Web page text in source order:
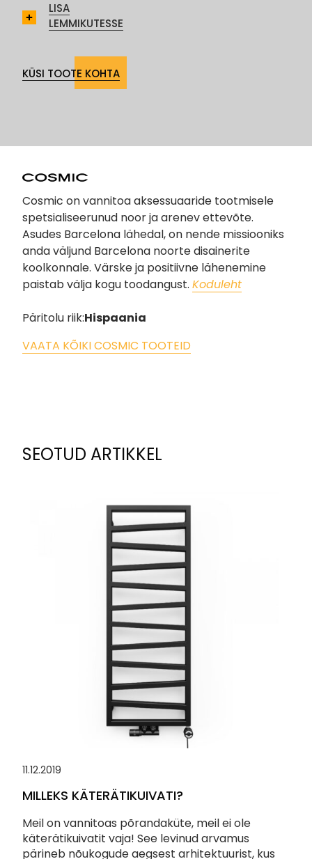
LISA
LEMMIKUTESSE
KÜSI TOOTE KOHTA
Cosmic on vannitoa aksessuaaride tootmisele
spetsialiseerunud noor ja arenev ettevõte.
Asudes Barcelona lähedal, on nende missiooniks
anda väljund Barcelona noorte disainerite
koolkonnale. Värske ja positiivne lähenemine
paistab välja kogu toodangust. Koduleht
Päritolu riik:Hispaania
VAATA KÕIKI COSMIC TOOTEID
SEOTUD ARTIKKEL
11.12.2019
MILLEKS KÄTERÄTIKUIVATI?
Meil on vannitoas põrandaküte, meil ei ole
käterätikuivatit vaja! See levinud arvamus
pärineb nõukogude aegsest arhitektuurist, kus